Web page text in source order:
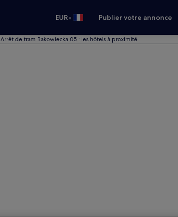
EUR• Publier votre annonce
Arrêt de tram Rakowiecka 05 : les hôtels à proximité